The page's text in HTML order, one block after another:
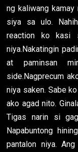
ng kaliwang
siya sa ulo.
reaction ko kasi
niya.Nakatingin
at paminsan
side.Nagprecum
niya saken. Sabe
ako agad nito.
Tigas narin si
Napabuntong
pantalon niya.